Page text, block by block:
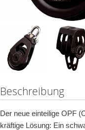
Beschreibung
Der neue einteilige OPF
kräftige Lösung: Ein